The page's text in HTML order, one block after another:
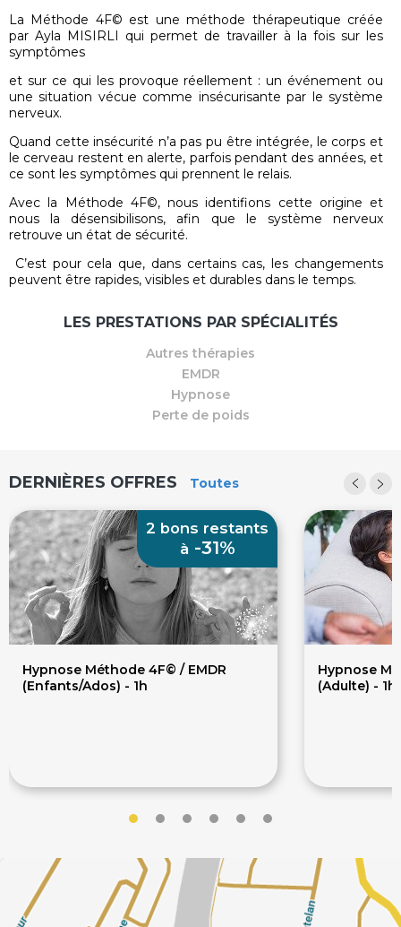
La Méthode 4F© est une méthode thérapeutique créée
par Ayla MISIRLI qui permet de travailler à la fois sur les
symptômes
et sur ce qui les provoque réellement : un événement ou
une situation vécue comme insécurisante par le système
nerveux.
Quand cette insécurité n’a pas pu être intégrée, le corps et
le cerveau restent en alerte, parfois pendant des années, et
ce sont les symptômes qui prennent le relais.
Avec la Méthode 4F©, nous identifions cette origine et
nous la désensibilisons, afin que le système nerveux
retrouve un état de sécurité.
C’est pour cela que, dans certains cas, les changements
peuvent être rapides, visibles et durables dans le temps.
LES PRESTATIONS PAR SPÉCIALITÉS
Autres thérapies
EMDR
Hypnose
Perte de poids
DERNIÈRES OFFRES Toutes
Hypnose Méthode 4F© / EMDR
(Enfants/Ados) - 1h
2 bons restants
à -31%
Hypnose
(Adulte) - 1h